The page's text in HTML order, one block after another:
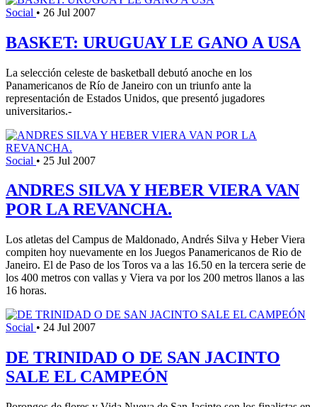
Social • 26 Jul 2007
BASKET: URUGUAY LE GANO A USA
La selección celeste de basketball debutó anoche en los
Panamericanos de Río de Janeiro con un triunfo ante la
representación de Estados Unidos, que presentó jugadores
universitarios.-
Social • 25 Jul 2007
ANDRES SILVA Y HEBER VIERA VAN
POR LA REVANCHA.
Los atletas del Campus de Maldonado, Andrés Silva y Heber Viera
compiten hoy nuevamente en los Juegos Panamericanos de Rio de
Janeiro. El de Paso de los Toros va a las 16.50 en la tercera serie de
los 400 metros con vallas y Viera va por los 200 metros llanos a las
16 horas.
Social • 24 Jul 2007
DE TRINIDAD O DE SAN JACINTO
SALE EL CAMPEÓN